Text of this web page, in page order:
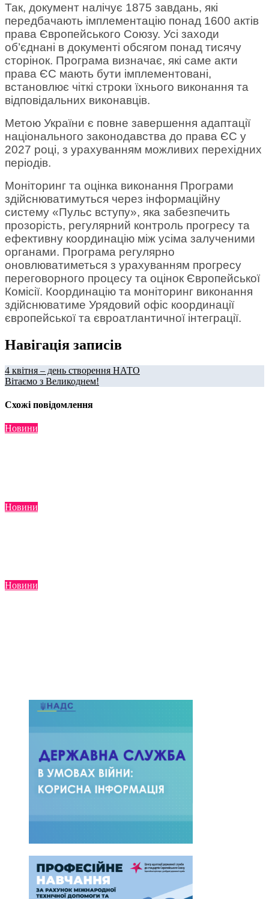
Так, документ налічує 1875 завдань, які
передбачають імплементацію понад 1600 актів
права Європейського Союзу. Усі заходи
об’єднані в документі обсягом понад тисячу
сторінок. Програма визначає, які саме акти
права ЄС мають бути імплементовані,
встановлює чіткі строки їхнього виконання та
відповідальних виконавців.
Метою України є повне завершення адаптації
національного законодавства до права ЄС у
2027 році, з урахуванням можливих перехідних
періодів.
Моніторинг та оцінка виконання Програми
здійснюватимуться через інформаційну
систему «Пульс вступу», яка забезпечить
прозорість, регулярний контроль прогресу та
ефективну координацію між усіма залученими
органами. Програма регулярно
оновлюватиметься з урахуванням прогресу
переговорного процесу та оцінок Європейської
Комісії. Координацію та моніторинг виконання
здійснюватиме Урядовий офіс координації
європейської та євроатлантичної інтеграції.
Навігація записів
4 квітня – день створення НАТО
Вітаємо з Великоднем!
Схожі повідомлення
Новини
Новини
Новини